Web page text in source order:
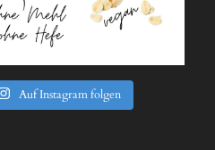
Auf Instagram folgen